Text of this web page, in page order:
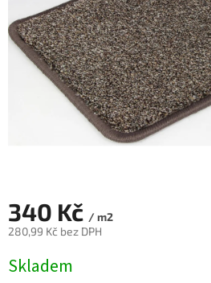
340 Kč / m2
280,99 Kč bez DPH
cena:
Skladem